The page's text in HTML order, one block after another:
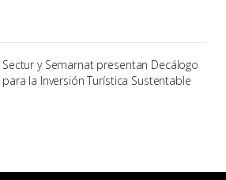
Sectur y Semarnat presentan Decálogo
para la Inversión Turística Sustentable